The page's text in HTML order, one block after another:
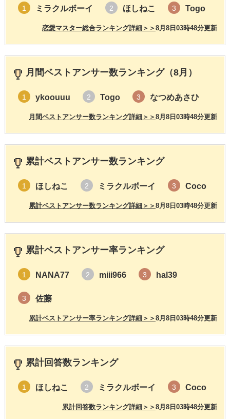
1 ミラクルボーイ 2 ほしねこ 3 Togo
8月8日03時48分更新
恋愛マスター総合ランキング詳細＞＞
月間ベストアンサー数ランキング（8月）
1 ykoouuu 2 Togo 3 なつめあさひ
8月8日03時48分更新
月間ベストアンサー数ランキング詳細＞＞
累計ベストアンサー数ランキング
1 ほしねこ 2 ミラクルボーイ 3 Coco
8月8日03時48分更新
累計ベストアンサー数ランキング詳細＞＞
累計ベストアンサー率ランキング
1 NANA77 2 miii966 3 hal39
3 佐藤
8月8日03時48分更新
累計ベストアンサー率ランキング詳細＞＞
累計回答数ランキング
1 ほしねこ 2 ミラクルボーイ 3 Coco
8月8日03時48分更新
累計回答数ランキング詳細＞＞